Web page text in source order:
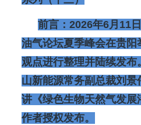
前言：2026年6月11
油气论坛夏季峰会在贵
观点进行整理并陆续发
山新能源常务副总裁刘
讲《绿色生物天然气发展
作者授权发布。